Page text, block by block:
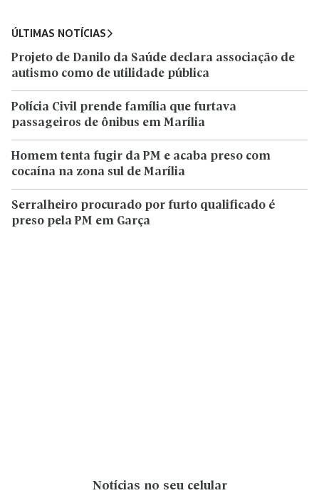
ÚLTIMAS NOTÍCIAS
Projeto de Danilo da Saúde declara associação de
autismo como de utilidade pública
Polícia Civil prende família que furtava
passageiros de ônibus em Marília
Homem tenta fugir da PM e acaba preso com
cocaína na zona sul de Marília
Serralheiro procurado por furto qualificado é
preso pela PM em Garça
Notícias no seu celular